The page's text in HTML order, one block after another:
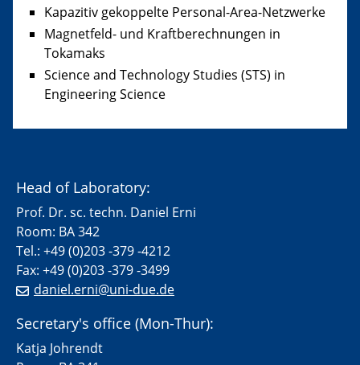
Kapazitiv gekoppelte Personal-Area-Netzwerke
Magnetfeld- und Kraftberechnungen in
Tokamaks
Science and Technology Studies (STS) in
Engineering Science
Head of Laboratory:
Prof. Dr. sc. techn. Daniel Erni
Room: BA 342
Tel.: +49 (0)203 -379 -4212
Fax: +49 (0)203 -379 -3499
daniel.erni@uni-due.de
Secretary's office (Mon-Thur):
Katja Johrendt